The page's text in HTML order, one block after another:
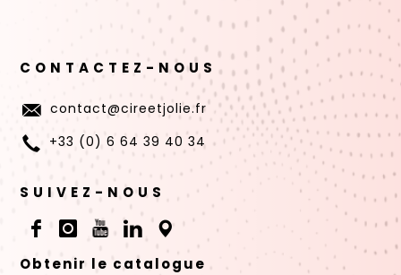
CONTACTEZ-NOUS
contact@cireetjolie.fr
+33 (0) 6 64 39 40 34
SUIVEZ-NOUS
Obtenir le catalogue